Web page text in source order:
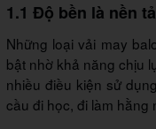
1.1 Độ bền là nền
Những loại vải may
bật nhờ khả năng chịu
nhiều điều kiện sử
cầu đi học, đi làm